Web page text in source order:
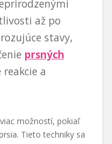
až po
stavy,
prsných
reakcie a
možností, pokiaľ
Tieto techniky sa